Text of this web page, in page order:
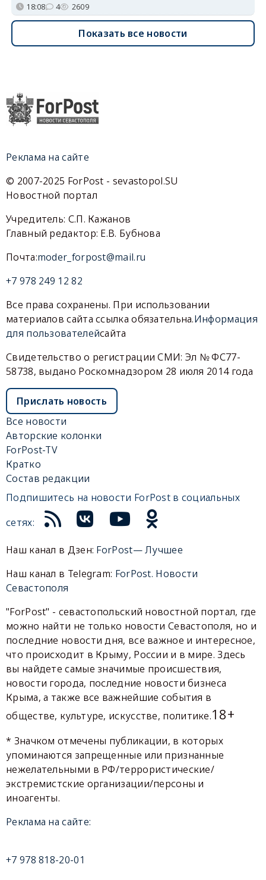
18:08 4 2609
Показать все новости
Реклама на сайте
© 2007-2025 ForPost - sevastopol.SU
Новостной портал
Учредитель: С.П. Кажанов
Главный редактор: Е.В. Бубнова
Почта:moder_forpost@mail.ru
+7 978 249 12 82
Все права сохранены. При использовании
материалов сайта ссылка обязательна.Информация
для пользователейсайта
Свидетельство о регистрации СМИ: Эл № ФС77-
58738, выдано Роскомнадзором 28 июля 2014 года
Прислать новость
Все новости
Авторские колонки
ForPost-TV
Кратко
Состав редакции
Подпишитесь на новости ForPost в социальных
сетях:
Наш канал в Дзен: ForPost— Лучшее
Наш канал в Telegram: ForPost. Новости
Севастополя
"ForPost" - севастопольский новостной портал, где
можно найти не только новости Севастополя, но и
последние новости дня, все важное и интересное,
что происходит в Крыму, России и в мире. Здесь
вы найдете самые значимые происшествия,
новости города, последние новости бизнеса
Крыма, а также все важнейшие события в
обществе, культуре, искусстве, политике.18+
* Значком отмечены публикации, в которых
упоминаются запрещенные или признанные
нежелательными в РФ/террористические/
экстремистские организации/персоны и
иноагенты.
Реклама на сайте:
+7 978 818-20-01